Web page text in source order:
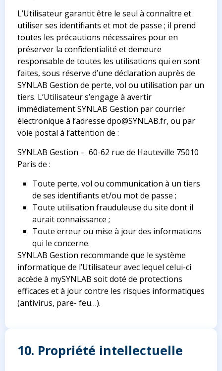
L’Utilisateur garantit être le seul à connaître et
utiliser ses identifiants et mot de passe ; il prend
toutes les précautions nécessaires pour en
préserver la confidentialité et demeure
responsable de toutes les utilisations qui en sont
faites, sous réserve d’une déclaration auprès de
SYNLAB Gestion de perte, vol ou utilisation par un
tiers. L’Utilisateur s’engage à avertir
immédiatement SYNLAB Gestion par courrier
électronique à l’adresse dpo@SYNLAB.fr, ou par
voie postal à l’attention de :
SYNLAB Gestion – 60-62 rue de Hauteville 75010
Paris de :
Toute perte, vol ou communication à un tiers
de ses identifiants et/ou mot de passe ;
Toute utilisation frauduleuse du site dont il
aurait connaissance ;
Toute erreur ou mise à jour des informations
qui le concerne.
SYNLAB Gestion recommande que le système
informatique de l’Utilisateur avec lequel celui-ci
accède à mySYNLAB soit doté de protections
efficaces et à jour contre les risques informatiques
(antivirus, pare- feu…).
10. Propriété intellectuelle